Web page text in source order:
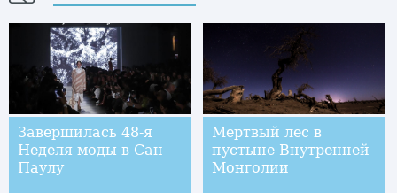
Завершилась 48-я
Неделя моды в Сан-
Паулу
Мертвый лес в
пустыне Внутренней
Монголии